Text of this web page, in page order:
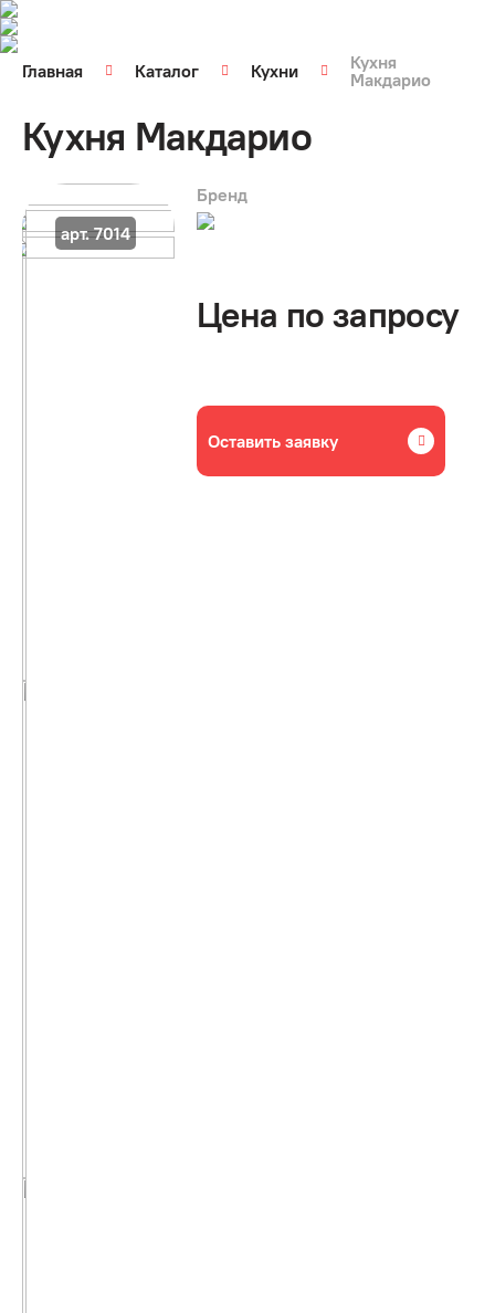
Главная Каталог Кухни
Кухня
Макдарио
Кухня Макдарио
арт. 7014
Бренд
Цена по запросу
Оставить заявку